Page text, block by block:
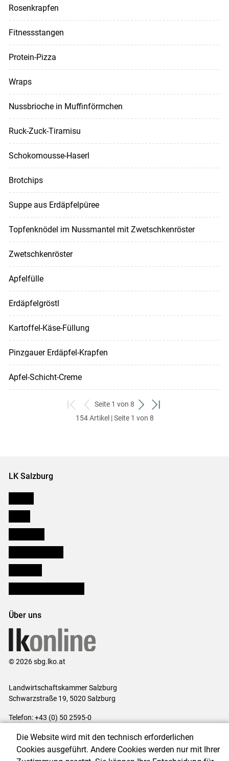
Rosenkrapfen
Fitnessstangen
Protein-Pizza
Wraps
Nussbrioche in Muffinförmchen
Ruck-Zuck-Tiramisu
Schokomousse-Haserl
Brotchips
Suppe aus Erdäpfelpüree
Topfenknödel im Nussmantel mit Zwetschkenröster
Zwetschkenröster
Apfelfülle
Erdäpfelgröstl
Kartoffel-Käse-Füllung
Pinzgauer Erdäpfel-Krapfen
Apfel-Schicht-Creme
zum
ersten
zurück
zum
Seite 1 von 8
weiter
zum
zum
154 Artikel | Seite 1 von 8
LK Salzburg
Über uns
© 2026 sbg.lko.at
Landwirtschaftskammer Salzburg
Schwarzstraße 19, 5020 Salzburg
Telefon: +43 (0) 50 2595-0
Impressum|Kontakt|Datenschutzerklärung|Barrierefreiheit|
Cookie-Einstellungen
Die Website wird mit den technisch erforderlichen
Cookies ausgeführt. Andere Cookies werden nur mit Ihrer